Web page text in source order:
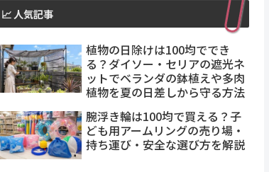
📈 人気記事
植物の日除けは100均ででき
る？ダイソー・セリアの遮光ネ
ットでベランダの鉢植えや多肉
植物を夏の日差しから守る方法
腕浮き輪は100均で買える？子
ども用アームリングの売り場・
持ち運び・安全な選び方を解説